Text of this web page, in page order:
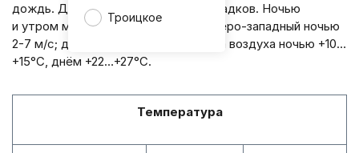
Троицкое
дождь. Днём без существенных осадков. Ночью
и утром местами туман. Ветер северо-западный ночью
2-7 м/с; днём 8-13 м/с. Температура воздуха ночью +10…
+15°С, днём +22…+27°С.
Температура